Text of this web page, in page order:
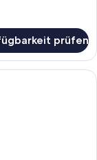
prüfen
mit einem Bett,